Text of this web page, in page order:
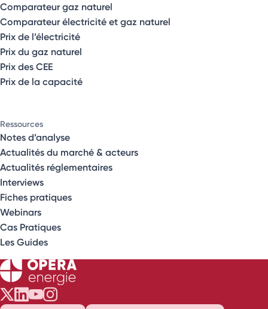
Comparateur gaz naturel
Comparateur électricité et gaz naturel
Prix de l’électricité
Prix du gaz naturel
Prix des CEE
Prix de la capacité
Ressources
Notes d’analyse
Actualités du marché & acteurs
Actualités réglementaires
Interviews
Fiches pratiques
Webinars
Cas Pratiques
Les Guides
Opéra Énergie sur Twitter
Opéra Énergie sur LinkedIn
Opéra Énergie sur Youtube
Opéra Énergie sur Instagram